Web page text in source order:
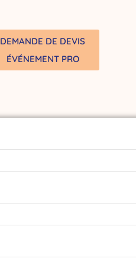
DEMANDE DE DEVIS
ÉVÉNEMENT PRO